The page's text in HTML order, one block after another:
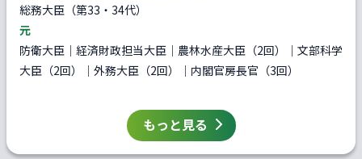
総務大臣（第33・34代）
元
防衛大臣｜経済財政担当大臣｜農林水産大臣（2回）｜文部科学
大臣（2回）｜外務大臣（2回）｜内閣官房長官（3回）
もっと見る